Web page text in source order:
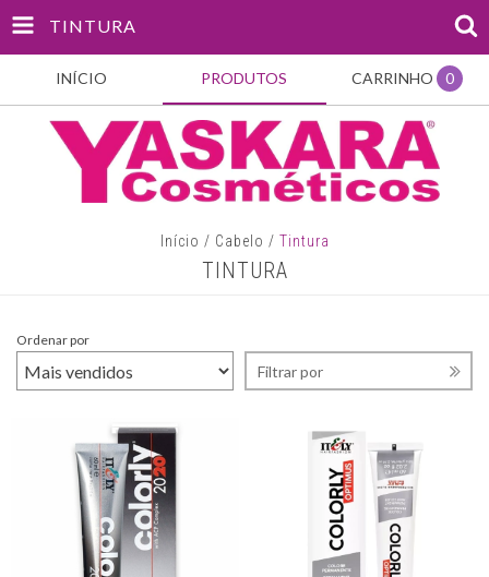
TINTURA
INÍCIO PRODUTOS CARRINHO 0
Início / Cabelo / Tintura
TINTURA
Ordenar por
Filtrar por